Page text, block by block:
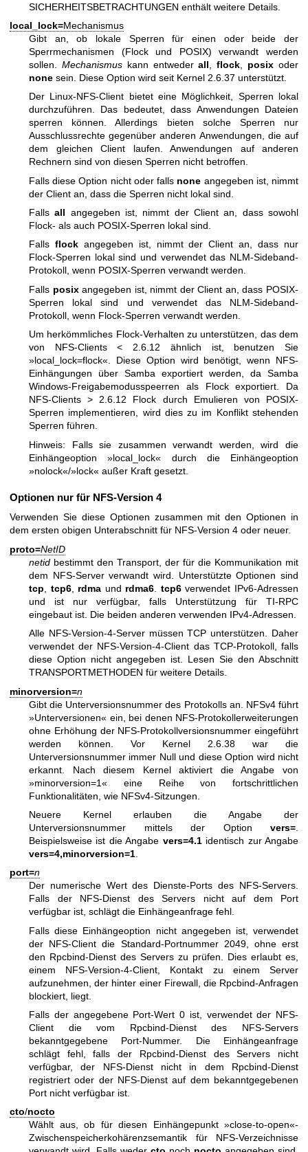
SICHERHEITSBETRACHTUNGEN enthält weitere Details.
local_lock=Mechanismus
Gibt an, ob lokale Sperren für einen oder beide der
Sperrmechanismen (Flock und POSIX) verwandt werden
sollen. Mechanismuskann entwederall ,flock posix oder
none sein. Diese Option wird seit Kernel 2.6.37 unterstützt.
Der Linux-NFS-Client bietet eine Möglichkeit, Sperren lokal
durchzuführen. Das bedeutet, dass Anwendungen Dateien
sperren können. Allerdings bieten solche Sperren nur
Ausschlussrechte gegenüber anderen Anwendungen, die auf
dem gleichen Client laufen. Anwendungen auf anderen
Rechnern sind von diesen Sperren nicht betroffen.
Falls diese Option nicht oder falls none angegeben ist, nimmt
der Client an, dass die Sperren nicht lokal sind.
Fallsall angegeben ist, nimmt der Client an, dass sowohl
Flock- als auch POSIX-Sperren lokal sind.
Falls flockangegeben ist, nimmt der Client an, dass nur
Flock-Sperren lokal sind und verwendet das NLM-Sideband-
Protokoll, wenn POSIX-Sperren verwandt werden.
Falls posixangegeben ist, nimmt der Client an, dass POSIX-
Sperren lokal sind und verwendet das NLM-Sideband-
Protokoll, wenn Flock-Sperren verwandt werden.
Um herkömmliches Flock-Verhalten zu unterstützen, das dem
von NFS-Clients < 2.6.12 ähnlich ist, benutzen Sie
»local_lock=flock«. Diese Option wird benötigt, wenn NFS-
Einhängungen über Samba exportiert werden, da Samba
Windows-Freigabemodusspeerren als Flock exportiert. Da
NFS-Clients > 2.6.12 Flock durch Emulieren von POSIX-
Sperren implementieren, wird dies zu im Konflikt stehenden
Sperren führen.
Hinweis: Falls sie zusammen verwandt werden, wird die
Einhängeoption »local_lock« durch die Einhängeoption
»nolock«/»lock« außer Kraft gesetzt.
Optionen nur für NFS-Version 4
Verwenden Sie diese Optionen zusammen mit den Optionen in
dem ersten obigen Unterabschnitt für NFS-Version 4 oder neuer.
proto=NetID
netid bestimmt den Transport, der für die Kommunikation mit
dem NFS-Server verwandt wird. Unterstützte Optionen sind
tcp
tcp6, rdma und rdma6 tcp6verwendet IPv6-Adressen
und ist nur verfügbar, falls Unterstützung für TI-RPC
eingebaut ist. Die beiden anderen verwenden IPv4-Adressen.
Alle NFS-Version-4-Server müssen TCP unterstützen. Daher
verwendet der NFS-Version-4-Client das TCP-Protokoll, falls
diese Option nicht angegeben ist. Lesen Sie den Abschnitt
TRANSPORTMETHODEN für weitere Details.
minorversion=n
Gibt die Unterversionsnummer des Protokolls an. NFSv4 führt
»Unterversionen« ein, bei denen NFS-Protokollerweiterungen
ohne Erhöhung der NFS-Protokollversionsnummer eingeführt
werden können. Vor Kernel 2.6.38 war die
Unterversionsnummer immer Null und diese Option wird nicht
erkannt. Nach diesem Kernel aktiviert die Angabe von
»minorversion=1« eine Reihe von fortschrittlichen
Funktionalitäten, wie NFSv4-Sitzungen.
Neuere Kernel erlauben die Angabe der
Unterversionsnummer mittels der Option vers=
Beispielsweise ist die Angabe vers=4.1identisch zur Angabe
vers=4,minorversion=1
port=n
Der numerische Wert des Dienste-Ports des NFS-Servers.
Falls der NFS-Dienst des Servers nicht auf dem Port
verfügbar ist, schlägt die Einhängeanfrage fehl.
Falls diese Einhängeoption nicht angegeben ist, verwendet
der NFS-Client die Standard-Portnummer 2049, ohne erst
den Rpcbind-Dienst des Servers zu prüfen. Dies erlaubt es,
einem NFS-Version-4-Client, Kontakt zu einem Server
aufzunehmen, der hinter einer Firewall, die Rpcbind-Anfragen
blockiert, liegt.
Falls der angegebene Port-Wert 0 ist, verwendet der NFS-
Client die vom Rpcbind-Dienst des NFS-Servers
bekanntgegebene Port-Nummer. Die Einhängeanfrage
schlägt fehl, falls der Rpcbind-Dienst des Servers nicht
verfügbar, der NFS-Dienst nicht in dem Rpcbind-Dienst
registriert oder der NFS-Dienst auf dem bekanntgegebenen
Port nicht verfügbar ist.
cto/nocto
Wählt aus, ob für diesen Einhängepunkt »close-to-open«-
Zwischenspeicherkohärenzsemantik für NFS-Verzeichnisse